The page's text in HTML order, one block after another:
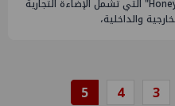
منتجات "Honeywell lighting" التي تشمل الإضاءة التجارية
والداخلية،
3
4
5